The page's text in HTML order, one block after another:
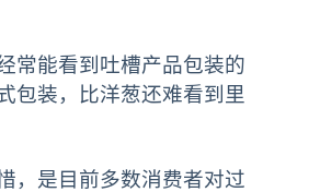
常能看到吐槽产品包装的
包装，比洋葱还难看到里
，是目前多数消费者对过